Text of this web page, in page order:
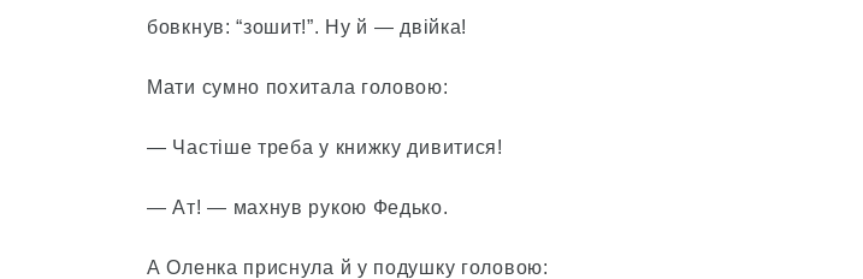
бовкнув: “зошит!”. Ну й — двійка!
Мати сумно похитала головою:
— Частіше треба у книжку дивитися!
— Ат! — махнув рукою Федько.
А Оленка приснула й у подушку головою: